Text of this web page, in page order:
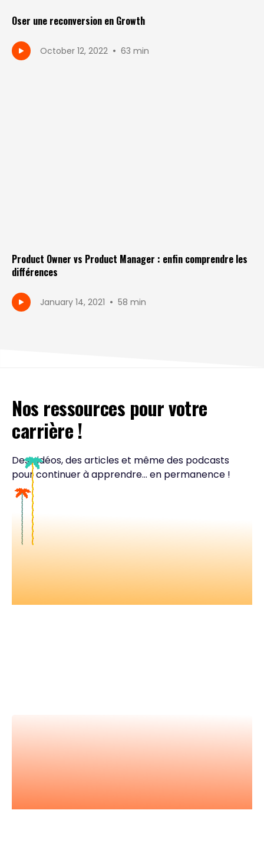
Oser une reconversion en Growth
October 12, 2022 • 63 min
Product Owner vs Product Manager : enfin comprendre les
différences
January 14, 2021 • 58 min
Nos ressources pour votre
carrière !
Des vidéos, des articles et même des podcasts
pour continuer à apprendre... en permanence !